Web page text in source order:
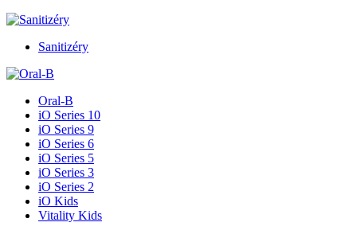
Sanitizéry
Oral-B
iO Series 10
iO Series 9
iO Series 6
iO Series 5
iO Series 3
iO Series 2
iO Kids
Vitality Kids